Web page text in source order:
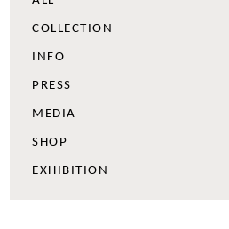
COLLECTION
INFO
PRESS
MEDIA
SHOP
EXHIBITION